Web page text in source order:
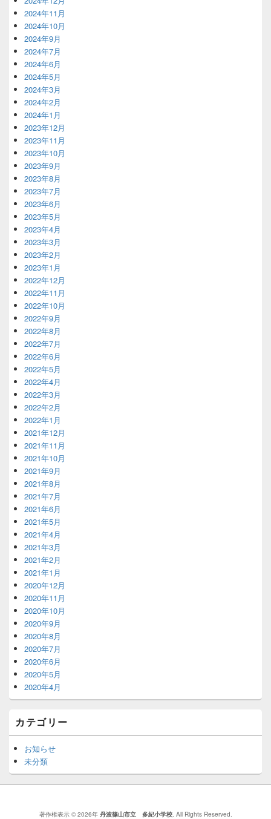
2024年11月
2024年10月
2024年9月
2024年7月
2024年6月
2024年5月
2024年3月
2024年2月
2024年1月
2023年12月
2023年11月
2023年10月
2023年9月
2023年8月
2023年7月
2023年6月
2023年5月
2023年4月
2023年3月
2023年2月
2023年1月
2022年12月
2022年11月
2022年10月
2022年9月
2022年8月
2022年7月
2022年6月
2022年5月
2022年4月
2022年3月
2022年2月
2022年1月
2021年12月
2021年11月
2021年10月
2021年9月
2021年8月
2021年7月
2021年6月
2021年5月
2021年4月
2021年3月
2021年2月
2021年1月
2020年12月
2020年11月
2020年10月
2020年9月
2020年8月
2020年7月
2020年6月
2020年5月
2020年4月
カテゴリー
お知らせ
未分類
著作権表示 © 2026年 丹波篠山市立 多紀小学校. All Rights Reserved.